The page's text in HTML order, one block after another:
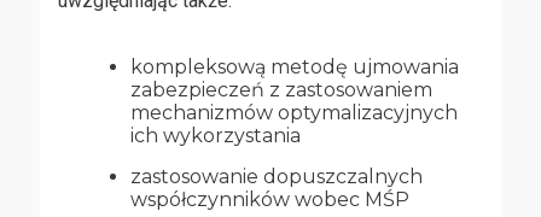
kompleksową metodę ujmowania
zabezpieczeń z zastosowaniem
mechanizmów optymalizacyjnych
ich wykorzystania
zastosowanie dopuszczalnych
współczynników wobec MŚP